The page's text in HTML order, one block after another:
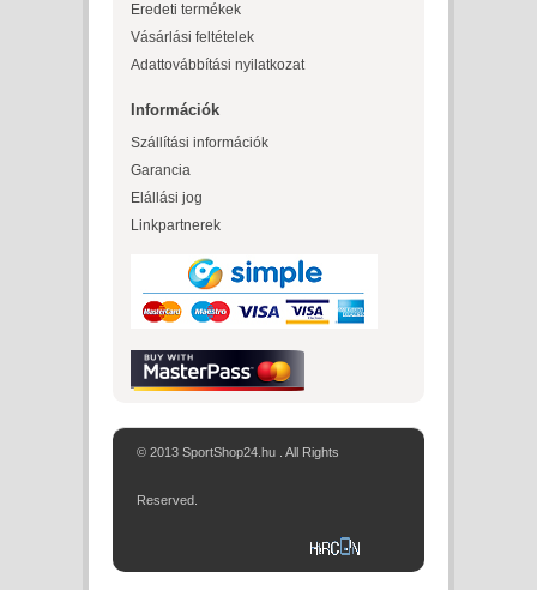
Eredeti termékek
Vásárlási feltételek
Adattovábbítási nyilatkozat
Információk
Szállítási információk
Garancia
Elállási jog
Linkpartnerek
© 2013 SportShop24.hu . All Rights
Reserved.